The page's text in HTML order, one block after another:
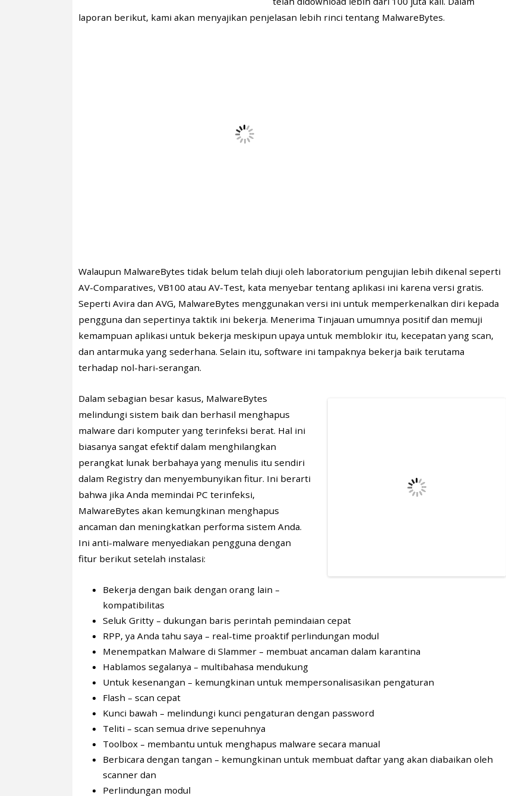
laporan berikut, kami akan menyajikan penjelasan lebih rinci tentang MalwareBytes.
Walaupun MalwareBytes tidak belum telah diuji oleh laboratorium pengujian lebih dikenal seperti
AV-Comparatives, VB100 atau AV-Test, kata menyebar tentang aplikasi ini karena versi gratis.
Seperti Avira dan AVG, MalwareBytes menggunakan versi ini untuk memperkenalkan diri kepada
pengguna dan sepertinya taktik ini bekerja. Menerima Tinjauan umumnya positif dan memuji
kemampuan aplikasi untuk bekerja meskipun upaya untuk memblokir itu, kecepatan yang scan,
dan antarmuka yang sederhana. Selain itu, software ini tampaknya bekerja baik terutama
terhadap nol-hari-serangan.
Dalam sebagian besar kasus, MalwareBytes
melindungi sistem baik dan berhasil menghapus
malware dari komputer yang terinfeksi berat. Hal ini
biasanya sangat efektif dalam menghilangkan
perangkat lunak berbahaya yang menulis itu sendiri
dalam Registry dan menyembunyikan fitur. Ini berarti
bahwa jika Anda memindai PC terinfeksi,
MalwareBytes akan kemungkinan menghapus
ancaman dan meningkatkan performa sistem Anda.
Ini anti-malware menyediakan pengguna dengan
fitur berikut setelah instalasi:
Bekerja dengan baik dengan orang lain –
kompatibilitas
Seluk Gritty – dukungan baris perintah pemindaian cepat
RPP, ya Anda tahu saya – real-time proaktif perlindungan modul
Menempatkan Malware di Slammer – membuat ancaman dalam karantina
Hablamos segalanya – multibahasa mendukung
Untuk kesenangan – kemungkinan untuk mempersonalisasikan pengaturan
Flash – scan cepat
Kunci bawah – melindungi kunci pengaturan dengan password
Teliti – scan semua drive sepenuhnya
Toolbox – membantu untuk menghapus malware secara manual
Berbicara dengan tangan – kemungkinan untuk membuat daftar yang akan diabaikan oleh
scanner dan
Perlindungan modul